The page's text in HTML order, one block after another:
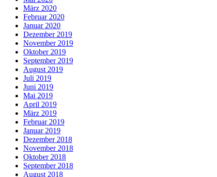
März 2020
Februar 2020
Januar 2020
Dezember 2019
November 2019
Oktober 2019
September 2019
August 2019
Juli 2019
Juni 2019
Mai 2019
April 2019
März 2019
Februar 2019
Januar 2019
Dezember 2018
November 2018
Oktober 2018
September 2018
August 2018